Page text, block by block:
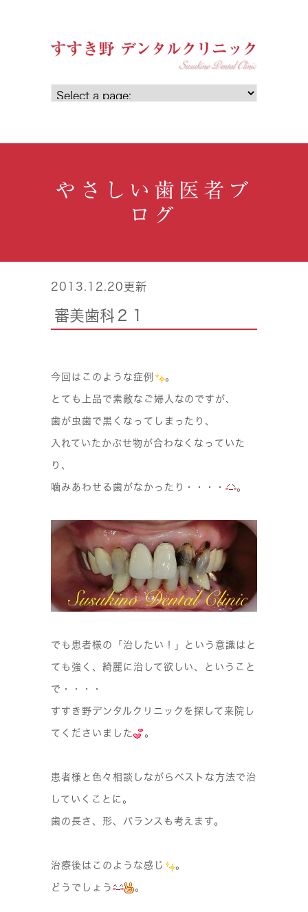
やさしい歯医者ブ
ログ
2013.12.20更新
審美歯科２１
今回はこのような症例 。
とても上品で素敵なご婦人なのですが、
歯が虫歯で黒くなってしまったり、
入れていたかぶせ物が合わなくなっていた
り、
噛みあわせる歯がなかったり・・・・ 。
でも患者様の「治したい！」という意識はと
ても強く、綺麗に治して欲しい、ということ
で・・・・
すすき野デンタルクリニックを探して来院し
てくださいました 。
患者様と色々相談しながらベストな方法で治
していくことに。
歯の長さ、形、バランスも考えます。
治療後はこのような感じ 。
どうでしょう 。